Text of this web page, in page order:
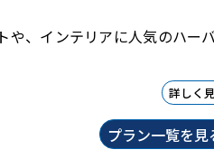
、インテリアに人気のハー
詳しく
プラン一覧を見